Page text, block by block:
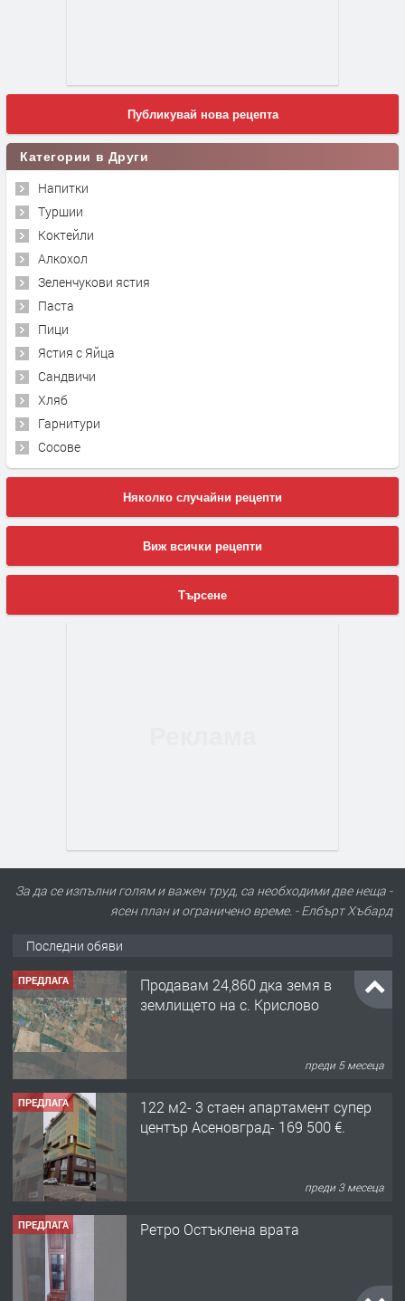
Публикувай нова рецепта
Категории в Други
Напитки
Туршии
Коктейли
Алкохол
Зеленчукови ястия
Паста
Пици
Ястия с Яйца
Сандвичи
Хляб
Гарнитури
Сосове
Няколко случайни рецепти
Виж всички рецепти
Търсене
За да се изпълни голям и важен труд, са необходими две неща -
ясен план и ограничено време. - Елбърт Хъбард
Последни обяви
ПРЕДЛАГА
Продавам 24,860 дка земя в
землището на с. Крислово
преди 5 месеца
ПРЕДЛАГА
122 м2- 3 стаен апартамент супер
център Асеновград- 169 500 €.
преди 3 месеца
ПРЕДЛАГА Ретро Остъклена врата